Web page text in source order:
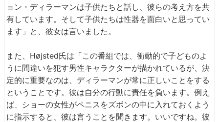
ョン・ディラーマンは子供たちと話し、彼らの考え方を共
有しています。そして子供たちは性器を面白いと思ってい
ます」と、彼女は言いました。
また、Højsted氏は「この番組では、衝動的で子どものよ
うに間違いを犯す男性キャラクターが描かれているが、決
定的に重要なのは、ディラーマンが常に正しいことをする
ということです。彼は自分の行動に責任を負います。例え
ば、ショーの女性がペニスをズボンの中に入れておくよう
に指示すると、彼は言うことを聞きます。いいですね。彼